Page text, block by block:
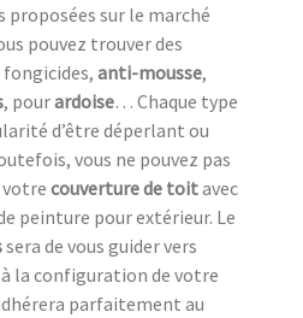
proposées sur le marché
pouvez trouver des
fongicides, anti-mousse,
, pourardoise… Chaque type
d’être déperlant ou
vous ne pouvez pas
votre couverture de toitavec
peinture pour extérieur. Le
sera de vous guider vers
la configuration de votre
parfaitement au